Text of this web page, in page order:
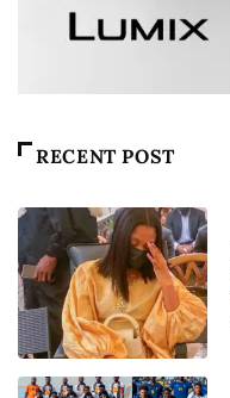
RECENT POST